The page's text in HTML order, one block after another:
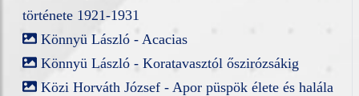
története 1921-1931
Könnyü László - Acacias
Könnyü László - Koratavasztól őszirózsákig
Közi Horváth József - Apor püspök élete és halála